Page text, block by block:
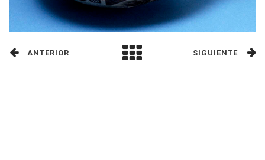
ANTERIOR SIGUIENTE